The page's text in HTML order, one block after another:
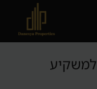
Ajman Corniche למשקיע